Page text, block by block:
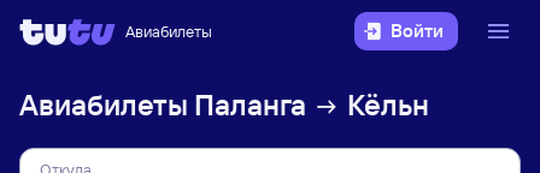
Авиабилеты Войти
Авиабилеты Паланга Кёльн